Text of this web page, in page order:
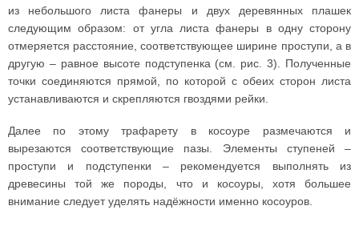
из небольшого листа фанеры и двух деревянных плашек
следующим образом: от угла листа фанеры в одну сторону
отмеряется расстояние, соответствующее ширине проступи, а в
другую – равное высоте подступенка (см. рис. 3). Полученные
точки соединяются прямой, по которой с обеих сторон листа
устанавливаются и скрепляются гвоздями рейки.
Далее по этому трафарету в косоуре размечаются и
вырезаются соответствующие пазы. Элементы ступеней –
проступи и подступенки – рекомендуется выполнять из
древесины той же породы, что и косоуры, хотя большее
внимание следует уделять надёжности именно косоуров.